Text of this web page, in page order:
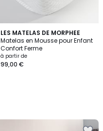
LES MATELAS DE MORPHEE
Matelas en Mousse pour Enfant
Confort Ferme
à partir de
99,00 €